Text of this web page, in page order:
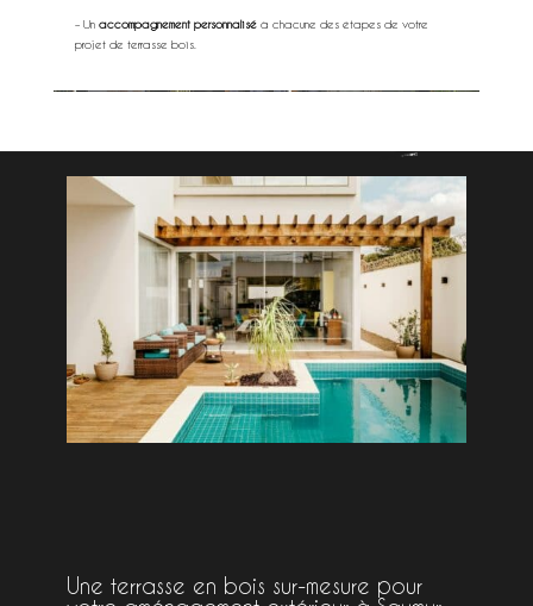
– Un accompagnement personnaliséà chacune des étapes de votre
projet de terrasse bois.
Une terrasse en bois sur-mesure pour